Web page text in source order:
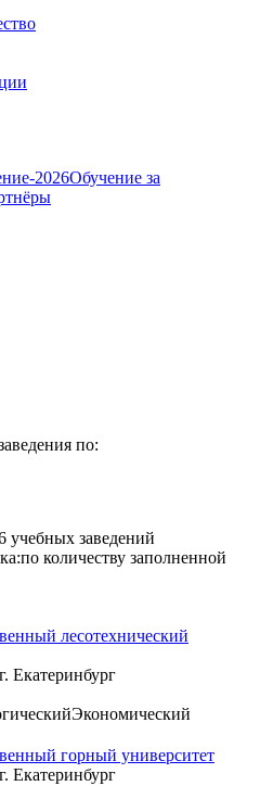
2026Обучение за
по:
учебных заведений
по количеству заполненной
лесотехнический
Екатеринбург
Экономический
горный университет
Екатеринбург